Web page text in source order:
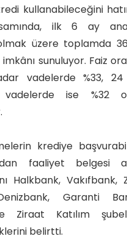
kullanabileceğini
ilk 6 ay
üzere toplamda
sunuluyor. Faiz
vadelerde %33, 24
vadelerde ise %32
krediye
faaliyet belgesi
Halkbank, Vakıfbank,
Garanti
Ziraat Katılım
belirtti.